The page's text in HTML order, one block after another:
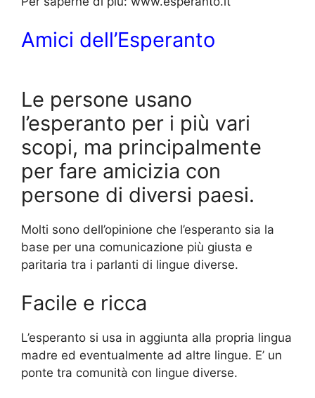
Amici dell’Esperanto
Le persone usano
l’esperanto per i più vari
scopi, ma principalmente
per fare amicizia con
persone di diversi paesi.
Molti sono dell’opinione che l’esperanto sia la
base per una comunicazione più giusta e
paritaria tra i parlanti di lingue diverse.
Facile e ricca
L’esperanto si usa in aggiunta alla propria lingua
madre ed eventualmente ad altre lingue. E’ un
ponte tra comunità con lingue diverse.